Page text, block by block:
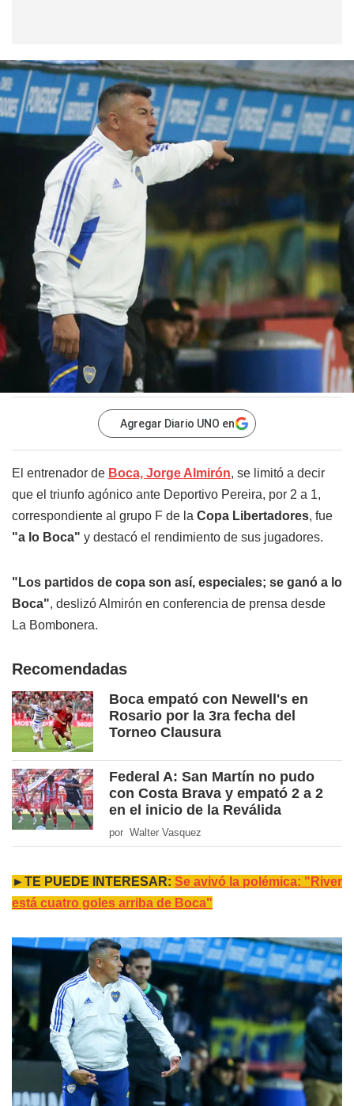
Agregar Diario UNO en
El entrenador de Boca, Jorge Almirón, se limitó a decir
que el triunfo agónico ante Deportivo Pereira, por 2 a 1,
correspondiente al grupo F de la Copa Libertadores, fue
"a lo Boca" y destacó el rendimiento de sus jugadores.
"Los partidos de copa son así, especiales; se ganó a lo
Boca", deslizó Almirón en conferencia de prensa desde
La Bombonera.
Recomendadas
Boca empató con Newell's en
Rosario por la 3ra fecha del
Torneo Clausura
Federal A: San Martín no pudo
con Costa Brava y empató 2 a 2
en el inicio de la Reválida
por Walter Vasquez
►TE PUEDE INTERESAR: Se avivó la polémica: "River
está cuatro goles arriba de Boca"